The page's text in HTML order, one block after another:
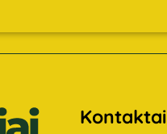
Kontaktai